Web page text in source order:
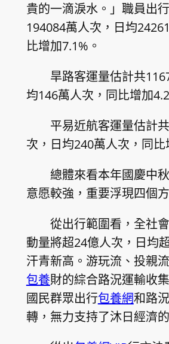
貴的一滴淚水。」職員出
194084萬人次，日均
比增加7.1%。
旱路客運量估計共
均146萬人次，同比增加
平易近航客運量估計
次，日均240萬人次，同比
總體來看本年國慶中
意愿較強，重要浮現四個
從出行範圍看，全社
動量將超24億人次，日均
汗青新高。游玩流、投親
包養財的綜合路況運輸收
國民群眾出行包養網和路
轉，無力支持了沐日經濟